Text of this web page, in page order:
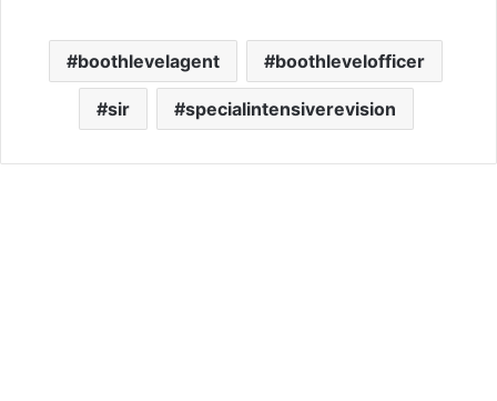
boothlevelagent boothlevelofficer
sir specialintensiverevision